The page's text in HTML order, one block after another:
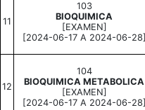
11
103
BIOQUIMICA
[EXAMEN]
[2024-06-17 A 2024-06-28]
12
104
BIOQUIMICA METABOLICA
[EXAMEN]
[2024-06-17 A 2024-06-28]